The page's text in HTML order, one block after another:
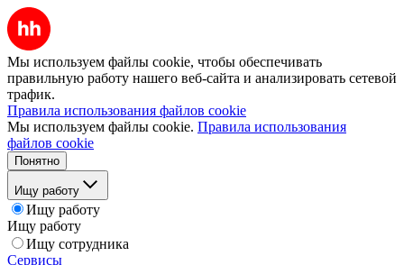
Мы используем файлы cookie, чтобы обеспечивать
правильную работу нашего веб-сайта и анализировать сетевой
трафик.
Правила использования файлов cookie
Мы используем файлы cookie. Правила использования
файлов cookie
Понятно
Ищу работу
Ищу работу
Ищу работу
Ищу сотрудника
Сервисы